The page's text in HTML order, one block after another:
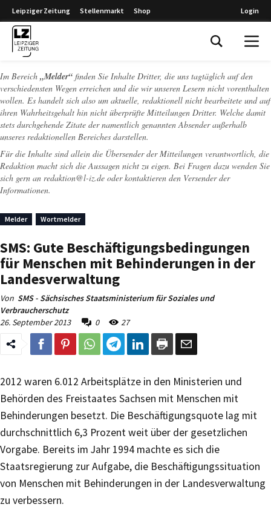
Leipziger Zeitung Stellenmarkt Shop Login
Im Bereich „Melder“ finden Sie Inhalte Dritter, die uns tagtäglich auf den
verschiedensten Wegen erreichen und die wir unseren Lesern nicht vorenthalten
wollen. Es handelt sich also um aktuelle, redaktionell nicht bearbeitete und auf
ihren Wahrheitsgehalt hin nicht überprüfte Mitteilungen Dritter. Welche damit
stets durchgehende Zitate der namentlich genannten Absender außerhalb
unseres redaktionellen Bereiches darstellen.
Für die Inhalte sind allein die Übersender der Mitteilungen verantwortlich, die
Redaktion macht sich die Aussagen nicht zu eigen. Bei Fragen dazu wenden Sie
sich gern an redaktion@l-iz.de oder kontaktieren den Versender der
Informationen.
Melder Wortmelder
SMS: Gute Beschäftigungsbedingungen
für Menschen mit Behinderungen in der
Landesverwaltung
Von SMS - Sächsisches Staatsministerium für Soziales und
Verbraucherschutz
26. September 2013
0 27
2012 waren 6.012 Arbeitsplätze in den Ministerien und
Behörden des Freistaates Sachsen mit Menschen mit
Behinderungen besetzt. Die Beschäftigungsquote lag mit
durchschnittlich 6,3 Prozent weit über der gesetzlichen
Vorgabe. Bereits im Jahr 1994 machte es sich die
Staatsregierung zur Aufgabe, die Beschäftigungssituation
von Menschen mit Behinderungen in der Landesverwaltung
zu verbessern.